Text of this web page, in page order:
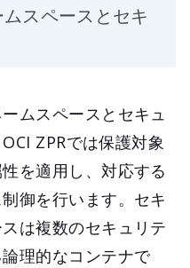
スペースとセキ
ムスペースとセキュ
ZPRでは保護対象
を適用し、対応する
御を行います。セキ
は複数のセキュリテ
理的なコンテナで